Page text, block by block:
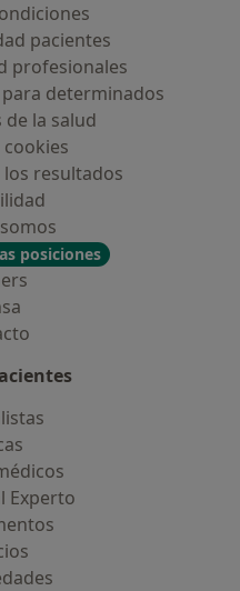
pacientes
profesionales
determinados
la salud
resultados
posiciones
Experto